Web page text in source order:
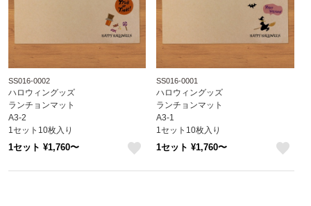
SS016-0002
ハロウィングッズ
ランチョンマット
A3-2
1セット10枚入り
1セット ¥1,760〜
SS016-0001
ハロウィングッズ
ランチョンマット
A3-1
1セット10枚入り
1セット ¥1,760〜